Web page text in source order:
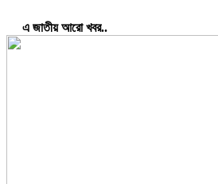
এ জাতীয় আরো খবর..